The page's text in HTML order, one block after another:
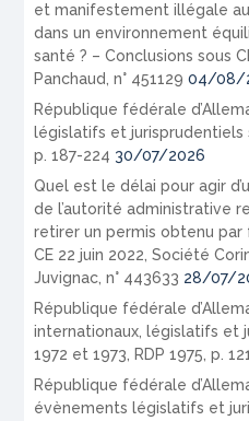
et manifestement illégale
dans un environnement
santé ? – Conclusions sous
Panchaud, n° 451129 04/08/
République fédérale
législatifs et jurisprudentiels
p. 187-224 30/07/2026
Quel est le délai pour agir
de l’autorité administrative
retirer un permis obtenu par
CE 22 juin 2022, Société
Juvignac, n° 443633 28/07/
République fédérale
internationaux, législatifs et
1972 et 1973, RDP 1975, p.
République fédérale
évènements législatifs et